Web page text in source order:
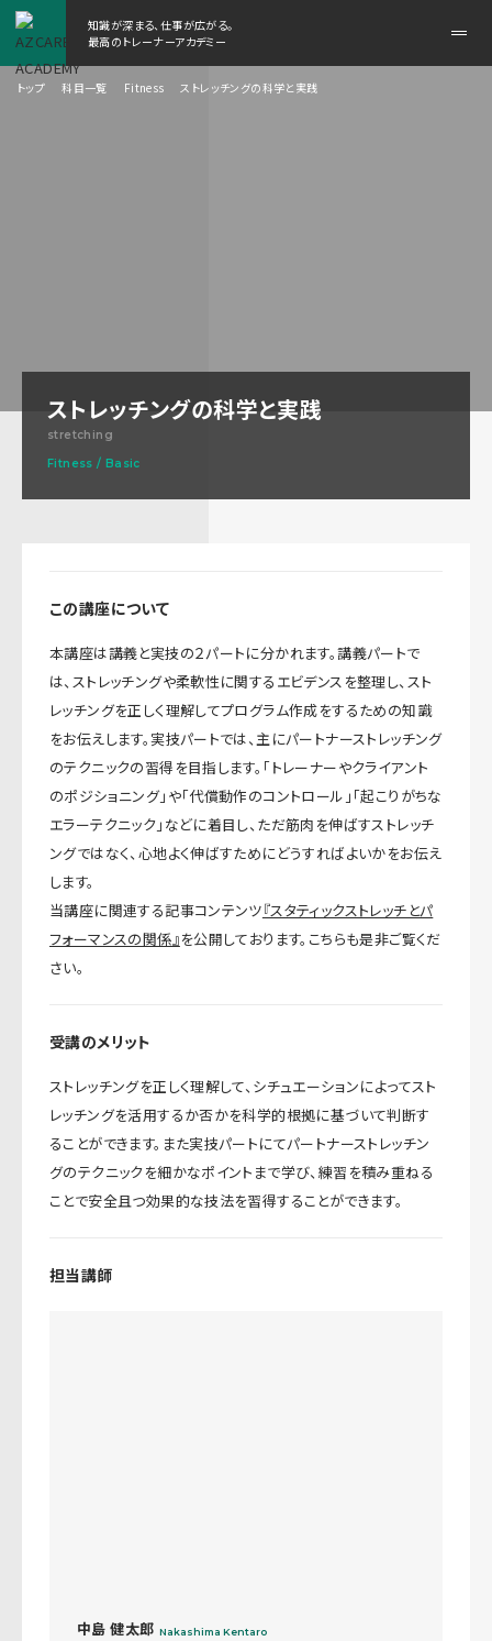
知識が深まる、仕事が広がる。
最高のトレーナーアカデミー
ニ
トップ 科目一覧 Fitness ストレッチングの科学と実践
ストレッチングの科学と実践
stretching
Fitness / Basic
この講座について
本講座は講義と実技の２パートに分かれます。講義パートで
は、ストレッチングや柔軟性に関するエビデンスを整理し、スト
レッチングを正しく理解してプログラム作成をするための知識
をお伝えします。実技パートでは、主にパートナーストレッチング
のテクニックの習得を目指します。「トレーナーやクライアント
のポジショニング」や「代償動作のコントロール」「起こりがちな
エラーテクニック」などに着目し、ただ筋肉を伸ばすストレッチ
ングではなく、心地よく伸ばすためにどうすればよいかをお伝え
します。
当講座に関連する記事コンテンツ『スタティックストレッチとパ
フォーマンスの関係』を公開しております。こちらも是非ご覧くだ
さい。
受講のメリット
ストレッチングを正しく理解して、シチュエーションによってスト
レッチングを活用するか否かを科学的根拠に基づいて判断す
ることができます。また実技パートにてパートナーストレッチン
グのテクニックを細かなポイントまで学び、練習を積み重ねる
ことで安全且つ効果的な技法を習得することができます。
担当講師
中島 健太郎 Nakashima Kentaro